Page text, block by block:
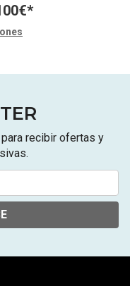
€*
recibir ofertas y